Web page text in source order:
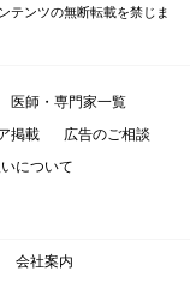
テンツの無断転載を禁じま
医師・専門家一覧
掲載
広告のご相談
について
会社案内